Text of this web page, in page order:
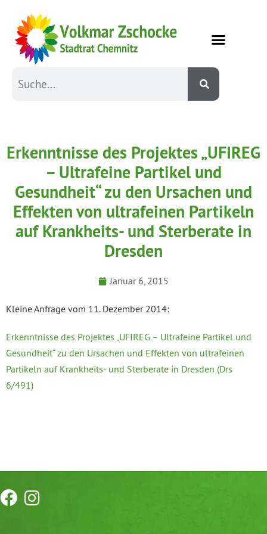
Erkenntnisse des Projektes „UFIREG
– Ultrafeine Partikel und
Gesundheit“ zu den Ursachen und
Effekten von ultrafeinen Partikeln
auf Krankheits- und Sterberate in
Dresden
Januar 6, 2015
Kleine Anfrage vom 11. Dezember 2014:
Erkenntnisse des Projektes „UFIREG – Ultrafeine Partikel und
Gesundheit“ zu den Ursachen und Effekten von ultrafeinen
Partikeln auf Krankheits- und Sterberate in Dresden (Drs
6/491)